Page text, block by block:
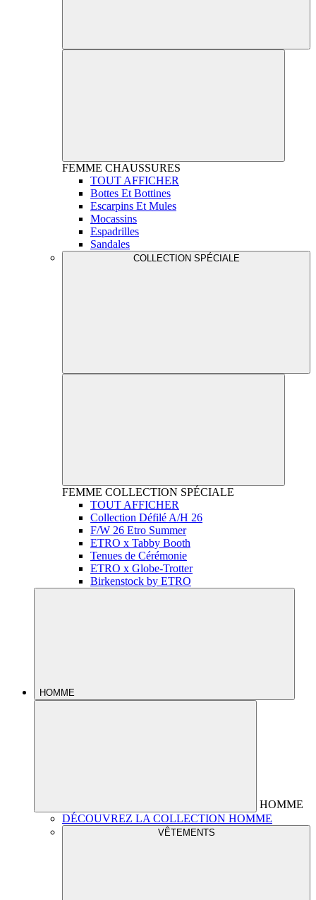
FEMME CHAUSSURES
TOUT AFFICHER
Bottes Et Bottines
Escarpins Et Mules
Mocassins
Espadrilles
Sandales
COLLECTION SPÉCIALE
FEMME COLLECTION SPÉCIALE
TOUT AFFICHER
Collection Défilé A/H 26
F/W 26 Etro Summer
ETRO x Tabby Booth
Tenues de Cérémonie
ETRO x Globe-Trotter
Birkenstock by ETRO
HOMME
HOMME
DÉCOUVREZ LA COLLECTION HOMME
VÊTEMENTS